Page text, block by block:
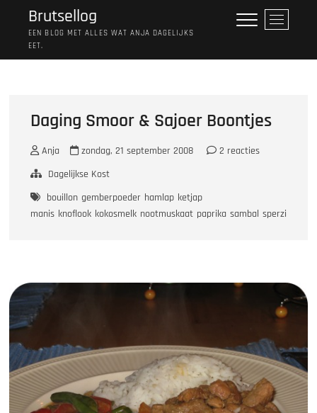
Brutsellog
EEN BLOG MET ALLES WAT ANJA DAGELIJKS
EET.
M
e
p
Daging Smoor & Sajoer Boontjes
Anja zondag, 21 september 2008
2 reacties
Dagelijkse Kost
bouillon gemberpoeder hamlap ketjap
manis knoflook kokosmelk nootmuskaat paprika sambal sperziebonen